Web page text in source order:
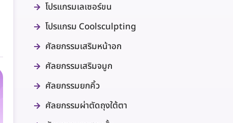
โปรแกรมเลเซอร์ขน
โปรแกรม Coolsculpting
ศัลยกรรมเสริมหน้าอก
ศัลยกรรมเสริมจมูก
ศัลยกรรมยกคิ้ว
ศัลยกรรมผ่าตัดถุงใต้ตา